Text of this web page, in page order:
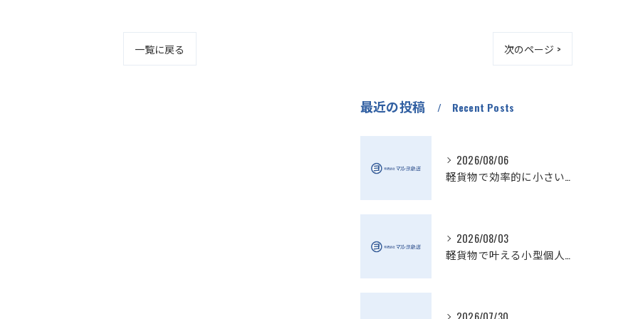
一覧に戻る 次のページ >
最近の投稿 Recent Posts
2026/08/06
軽貨物で効率的に小さい配送を実現
2026/08/03
軽貨物で叶える小型個人宅配送の魅力